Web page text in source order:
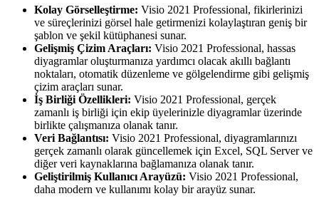
Kolay Görselleştirme: Visio 2021 Professional, fikirlerinizi
ve süreçlerinizi görsel hale getirmenizi kolaylaştıran geniş bir
şablon ve şekil kütüphanesi sunar.
Gelişmiş Çizim Araçları: Visio 2021 Professional, hassas
diyagramlar oluşturmanıza yardımcı olacak akıllı bağlantı
noktaları, otomatik düzenleme ve gölgelendirme gibi gelişmiş
çizim araçları sunar.
İş Birliği Özellikleri: Visio 2021 Professional, gerçek
zamanlı iş birliği için ekip üyelerinizle diyagramlar üzerinde
birlikte çalışmanıza olanak tanır.
Veri Bağlantısı: Visio 2021 Professional, diyagramlarınızı
gerçek zamanlı olarak güncellemek için Excel, SQL Server ve
diğer veri kaynaklarına bağlamanıza olanak tanır.
Geliştirilmiş Kullanıcı Arayüzü: Visio 2021 Professional,
daha modern ve kullanımı kolay bir arayüz sunar.